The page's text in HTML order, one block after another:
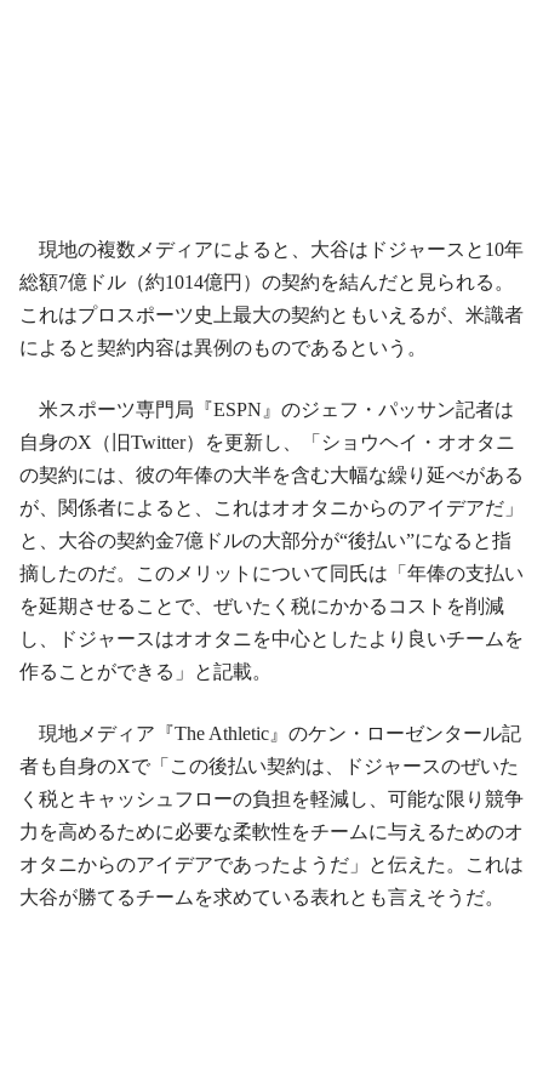
現地の複数メディアによると、大谷はドジャースと10年
総額7億ドル（約1014億円）の契約を結んだと見られる。
これはプロスポーツ史上最大の契約ともいえるが、米識者
によると契約内容は異例のものであるという。
米スポーツ専門局『ESPN』のジェフ・パッサン記者は
自身のX（旧Twitter）を更新し、「ショウヘイ・オオタニ
の契約には、彼の年俸の大半を含む大幅な繰り延べがある
が、関係者によると、これはオオタニからのアイデアだ」
と、大谷の契約金7億ドルの大部分が“後払い”になると指
摘したのだ。このメリットについて同氏は「年俸の支払い
を延期させることで、ぜいたく税にかかるコストを削減
し、ドジャースはオオタニを中心としたより良いチームを
作ることができる」と記載。
現地メディア『The Athletic』のケン・ローゼンタール記
者も自身のXで「この後払い契約は、ドジャースのぜいた
く税とキャッシュフローの負担を軽減し、可能な限り競争
力を高めるために必要な柔軟性をチームに与えるためのオ
オタニからのアイデアであったようだ」と伝えた。これは
大谷が勝てるチームを求めている表れとも言えそうだ。